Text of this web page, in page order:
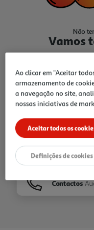
Não
Vamos
Ir para
Contactos
Ao clicar em "Aceitar
armazenamento de
a navegação no site,
nossas iniciativas de
Aceitar todos os
Definições de cookies